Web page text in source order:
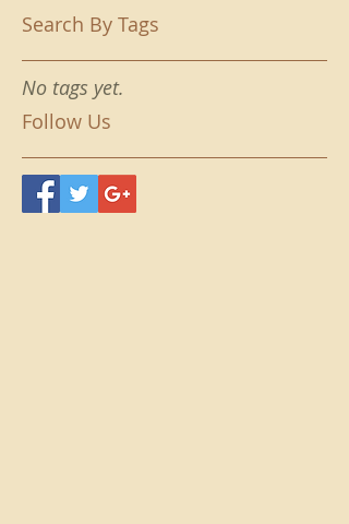
Search By Tags
No tags yet.
Follow Us